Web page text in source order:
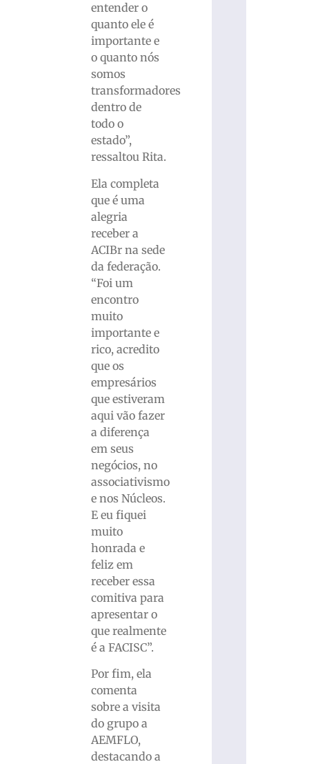
entender o
quanto ele é
importante e
o quanto nós
somos
transformadores
dentro de
todo o
estado”,
ressaltou Rita.
Ela completa
que é uma
alegria
receber a
ACIBr na sede
da federação.
“Foi um
encontro
muito
importante e
rico, acredito
que os
empresários
que estiveram
aqui vão fazer
a diferença
em seus
negócios, no
associativismo
e nos Núcleos.
E eu fiquei
muito
honrada e
feliz em
receber essa
comitiva para
apresentar o
que realmente
é a FACISC”.
Por fim, ela
comenta
sobre a visita
do grupo a
AEMFLO,
destacando a